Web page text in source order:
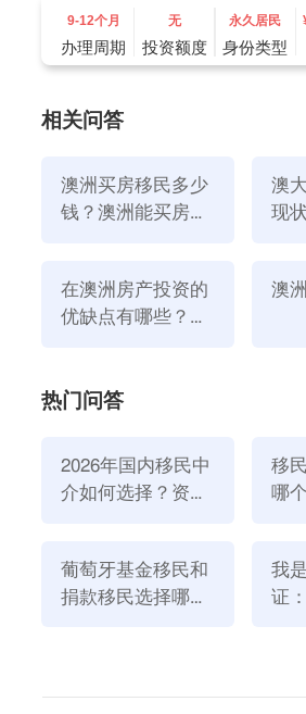
按照行业惯例，如果用于偿还贷
分之一，则视为处于偿还贷款的压
年第一季度，澳洲独立住宅的房价
8.6倍。
预算数据还显示，虽然澳洲人存钱
者平均需要11.4年才能存到20%的
要6年。
9-12个月
办理周期
无
投资额度
永久居民
身份类型
相关问答
澳洲买房移民多少
钱？澳洲能买房移
澳
现
在澳洲房产投资的
优缺点有哪些？你
澳
热门问答
2026年国内移民中
介如何选择？资
移
哪
葡萄牙基金移民和
捐款移民选择哪个
我
证